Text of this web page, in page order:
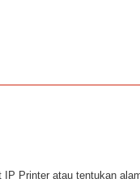
Printer atau tentukan